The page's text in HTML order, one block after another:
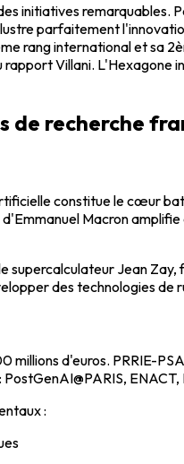
initiatives remarquables.
parfaitement
rang international et sa
Villani. L'Hexagone
de recherche
constitue le cœur
Macron
supercalculateur Jean
des technologies
d'euros. PRRIE-
: